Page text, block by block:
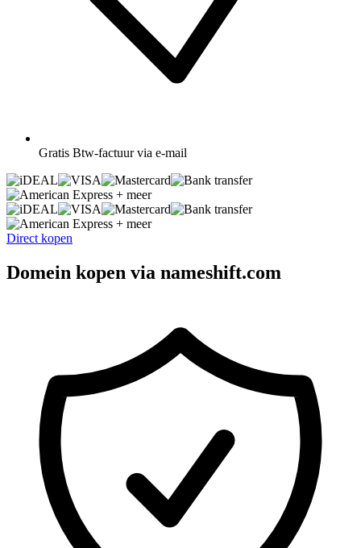
Gratis Btw-factuur via e-mail
+ meer
+ meer
Direct kopen
Domein kopen via nameshift.com